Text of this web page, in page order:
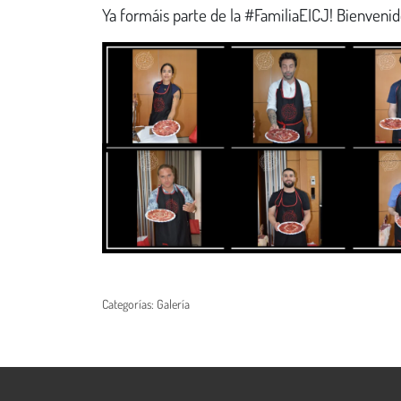
Ya formáis parte de la #FamiliaEICJ!
Categorías: Galería